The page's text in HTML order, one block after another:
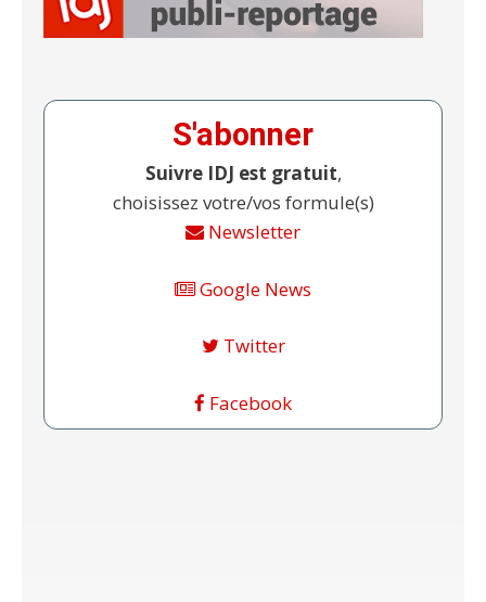
S'abonner
Suivre IDJ est gratuit,
choisissez votre/vos formule(s)
Newsletter
Google News
Twitter
Facebook